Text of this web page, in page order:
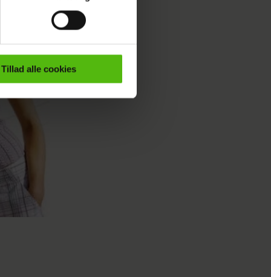
indhold til dig.
Vi indsamler data
Tillad alle cookies